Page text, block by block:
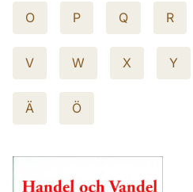
O P Q R
V W X Y
Ä Ö